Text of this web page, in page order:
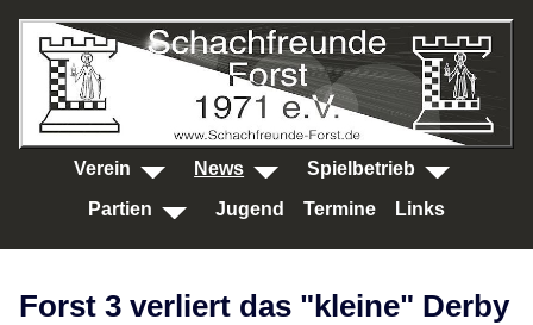
SKIP TO MAIN CONTENT
Verein News
Spielbetrieb
Partien
Jugend Termine Links
Forst 3 verliert das "kleine" Derby